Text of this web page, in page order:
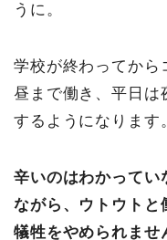
うに。
学校が終わってから
昼まで働き、平日は
するようになります。
辛いのはわかってい
ながら、ウトウトと
犠牲をやめられませ